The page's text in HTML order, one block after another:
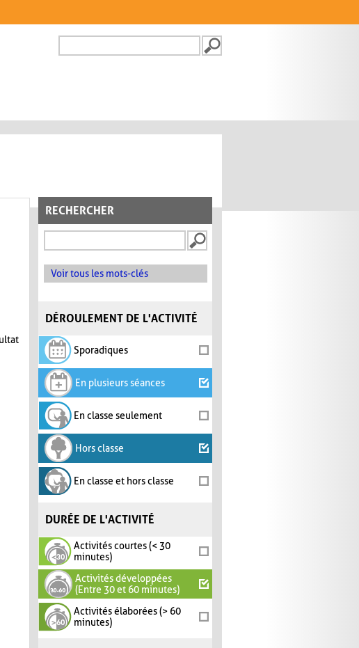
FORMULAIRE DE
RECHERCHER
Voir tous les mots-clés
DÉROULEMENT DE L'ACTIVITÉ
Sporadiques
En plusieurs séances
En classe seulement
Hors classe
En classe et hors classe
DURÉE DE L'ACTIVITÉ
Activités courtes (< 30
minutes)
Activités développées
(Entre 30 et 60 minutes)
Activités élaborées (> 60
minutes)